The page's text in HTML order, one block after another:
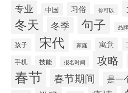
专业 中国 习俗 你可以
冬天 冬季 句子 品牌
孩子 宋代 家庭 寓意
手机 技能 报名时间 攻略
春节 春节期间 是一